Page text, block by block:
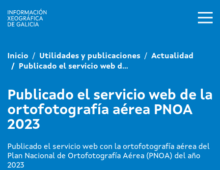
Inicio Utilidades y publicaciones
Actualidad
Publicado el servicio web d...
Publicado el servicio web de la
ortofotografía aérea PNOA
2023
Publicado el servicio web con la ortofotografía aérea del
Plan Nacional de Ortofotografía Aérea (PNOA) del año
2023